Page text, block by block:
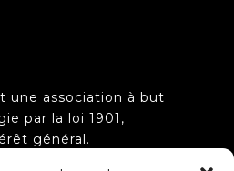
une association à but
par la loi 1901,
général.